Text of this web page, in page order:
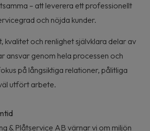
– att leverera ett professionellt
och nöjda kunder.
kvalitet och renlighet självklara delar av
ansvar genom hela processen och
på långsiktiga relationer, pålitliga
utfört arbete.
& Plåtservice AB värnar vi om miljön